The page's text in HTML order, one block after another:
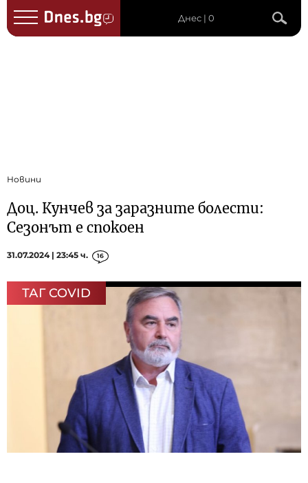
Днес | 0
Новини
Доц. Кунчев за заразните болести:
Сезонът е спокоен
31.07.2024 | 23:45 ч. 16
ТАГ COVID